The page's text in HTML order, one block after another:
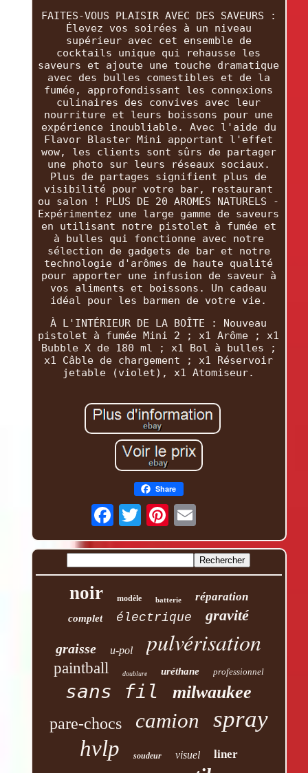
FAITES-VOUS PLAISIR AVEC DES SAVEURS :
Élevez vos soirées à un niveau
supérieur avec cet ensemble de
cocktails unique qui rehausse les
saveurs et ajoute une touche dramatique
avec des bulles comestibles et de la
fumée, approfondissant les connexions
culinaires des convives avec leur
nourriture et leurs boissons pour une
expérience inoubliable. Avec l'aide du
Flavor Blaster Mini apportant l'effet
wow, les clients sont sûrs de partager
une photo sur leurs réseaux sociaux.
Plus de partages signifient plus de
visibilité pour votre bar, restaurant
ou salon ! PLUS DE 20 AROMES NATURELS -
Expérimentez une large gamme de saveurs
en utilisant notre pistolet à fumée et
à bulles qui fonctionne avec notre
sélection de gadgets de bar et notre
technologie d'arômes de haute qualité
pour apporter une infusion de saveur à
vos aliments et boissons. Un cadeau
idéal pour les barmen de votre vie.
À L'INTÉRIEUR DE LA BOÎTE : Nouveau
pistolet à fumée Mini 2 ; x1 Arôme ; x1
Bubble X de 180 ml ; x1 Bol à bulles ;
x1 Câble de chargement ; x1 Réservoir
jetable (violet), x1 Atomiseur.
Share
noir modèle batterie réparation
complet électrique gravité
graisse u-pol pulvérisation
paintball doublure uréthane professionnel
sans fil milwaukee
pare-chocs camion spray
hvlp soudeur visuel liner